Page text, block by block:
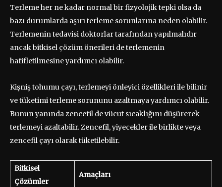
Terleme her ne kadar normal bir fizyolojik tepki olsa da
bazı durumlarda aşırı terleme sorunlarına neden olabilir.
Terlemenin tedavisi doktorlar tarafından yapılmalıdır
ancak bitkisel çözüm önerileri de terlemenin
hafifletilmesine yardımcı olabilir.
Kişniş tohumu çayı, terlemeyi önleyici özellikleri ile bilinir
ve tüketimi terleme sorununu azaltmaya yardımcı olabilir.
Bunun yanında zencefil de vücut sıcaklığını düşürerek
terlemeyi azaltabilir. Zencefil, yiyecekler ile birlikte veya
zencefil çayı olarak tüketilebilir.
Bitkisel
Çözümler
Amaçları